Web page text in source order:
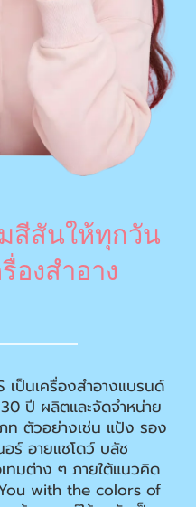
สีสันให้ทุกวัน
องสำอาง
เป็นเครื่องสำอางแบรนด์
ปี ผลิตและจัดจำหน่าย
ภท ตัวอย่างเช่น แป้ง รอง
ร์ อายแชโดว์ บลัช
มต่าง ๆ ภายใต้แนวคิด
with the colors of